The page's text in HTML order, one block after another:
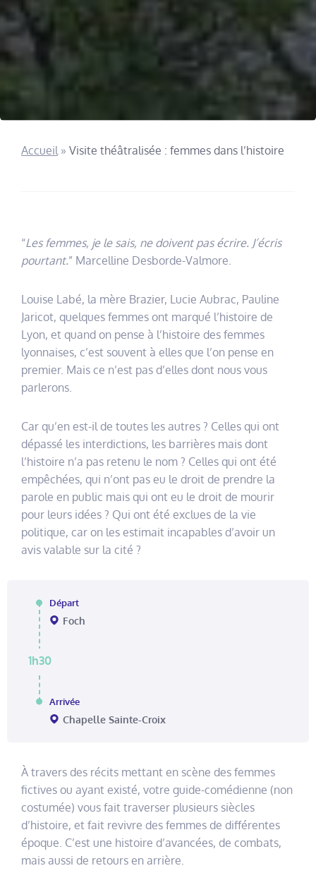
Accueil » Visite théâtralisée : femmes dans l’histoire
“Les femmes, je le sais, ne doivent pas écrire. J’écris
pourtant.” Marcelline Desborde-Valmore.
Louise Labé, la mère Brazier, Lucie Aubrac, Pauline
Jaricot, quelques femmes ont marqué l’histoire de
Lyon, et quand on pense à l’histoire des femmes
lyonnaises, c’est souvent à elles que l’on pense en
premier. Mais ce n’est pas d’elles dont nous vous
parlerons.
Car qu’en est-il de toutes les autres ? Celles qui ont
dépassé les interdictions, les barrières mais dont
l’histoire n’a pas retenu le nom ? Celles qui ont été
empêchées, qui n’ont pas eu le droit de prendre la
parole en public mais qui ont eu le droit de mourir
pour leurs idées ? Qui ont été exclues de la vie
politique, car on les estimait incapables d’avoir un
avis valable sur la cité ?
1h30
Départ
Foch
Arrivée
Chapelle Sainte-Croix
À travers des récits mettant en scène des femmes
fictives ou ayant existé, votre guide-comédienne (non
costumée) vous fait traverser plusieurs siècles
d’histoire, et fait revivre des femmes de différentes
époque. C’est une histoire d’avancées, de combats,
mais aussi de retours en arrière.